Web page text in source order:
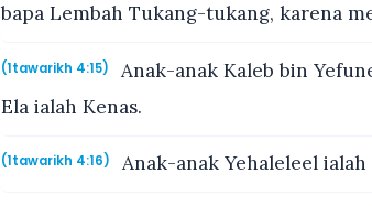
bapa Lembah Tukang-tukang, karena
(1tawarikh 4:15)
Anak-anak Kaleb bin
Ela ialah Kenas.
(1tawarikh 4:16) Anak-anak Yehaleleel